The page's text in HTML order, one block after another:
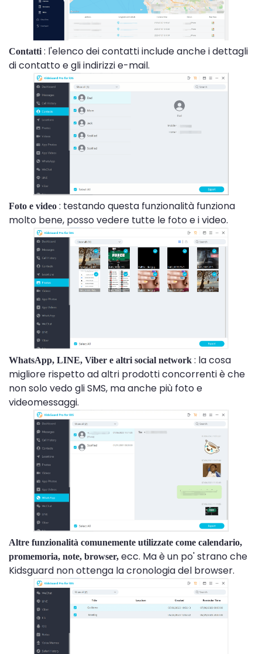
Contatti: l'elenco dei contatti include anche i dettagli
di contatto e gli indirizzi e-mail.
Foto e video : testando questa funzionalità funziona
molto bene, posso vedere tutte le foto e i video.
WhatsApp, LINE, Viber e altri social network : la cosa
migliore rispetto ad altri prodotti concorrenti è che
non solo vedo gli SMS, ma anche più foto e
videomessaggi.
Altre funzionalità comunemente utilizzate come calendario,
promemoria, note, browser, ecc. Ma è un po' strano che
Kidsguard non ottenga la cronologia del browser.